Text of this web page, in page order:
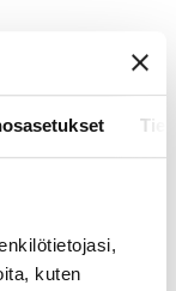
kuten
koskevasta
lain